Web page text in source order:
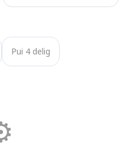
Pui 4 delig